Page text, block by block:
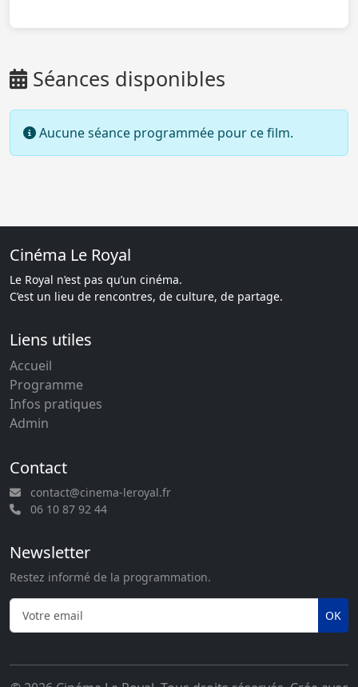
Séances disponibles
Aucune séance programmée pour ce film.
Cinéma Le Royal
Le Royal n’est pas qu’un cinéma.
C’est un lieu de rencontres, de culture, de partage.
Liens utiles
Accueil
Programme
Infos pratiques
Admin
Contact
contact@cinema-leroyal.fr
06 10 87 92 44
Newsletter
Restez informé de la programmation.
OK